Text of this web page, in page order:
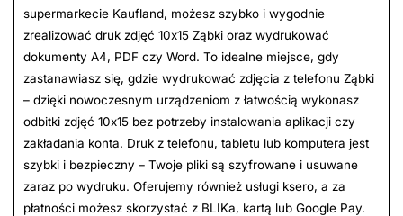
supermarkecie Kaufland, możesz szybko i wygodnie
zrealizować druk zdjęć 10x15 Ząbki oraz wydrukować
dokumenty A4, PDF czy Word. To idealne miejsce, gdy
zastanawiasz się, gdzie wydrukować zdjęcia z telefonu Ząbki
– dzięki nowoczesnym urządzeniom z łatwością wykonasz
odbitki zdjęć 10x15 bez potrzeby instalowania aplikacji czy
zakładania konta. Druk z telefonu, tabletu lub komputera jest
szybki i bezpieczny – Twoje pliki są szyfrowane i usuwane
zaraz po wydruku. Oferujemy również usługi ksero, a za
płatności możesz skorzystać z BLIKa, kartą lub Google Pay.